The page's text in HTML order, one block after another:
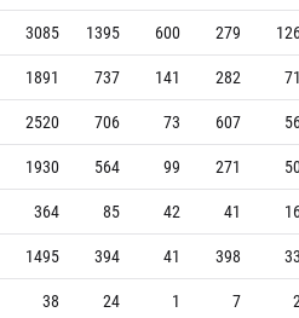
3085 1395 600 279
1891 737 141 282 71
2520 706 73 607
1930 564 99 271
364 85 42 41
1495 394 41 398 33
38 24 1 7